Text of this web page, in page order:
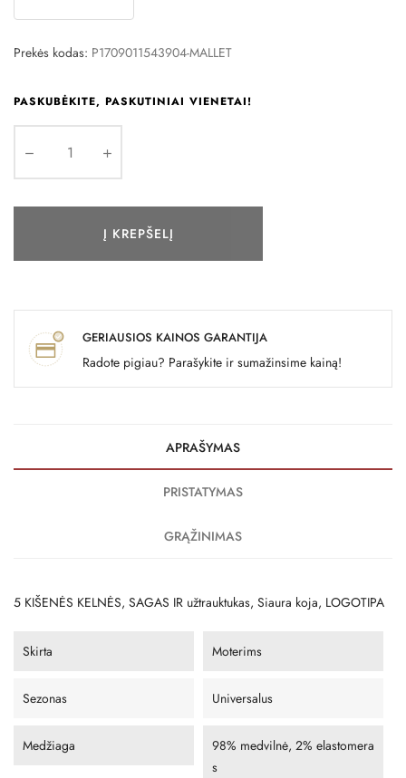
Prekės kodas: P1709011543904-MALLET
PASKUBĖKITE, PASKUTINIAI VIENETAI!
Į KREPŠELĮ
GERIAUSIOS KAINOS GARANTIJA
Radote pigiau? Parašykite ir sumažinsime kainą!
APRAŠYMAS
PRISTATYMAS
GRĄŽINIMAS
5 KIŠENĖS KELNĖS, SAGAS IR užtrauktukas, Siaura koja, LOGOTIPA
Skirta Moterims
Sezonas Universalus
Medžiaga
98% medvilnė, 2% elastomera
s